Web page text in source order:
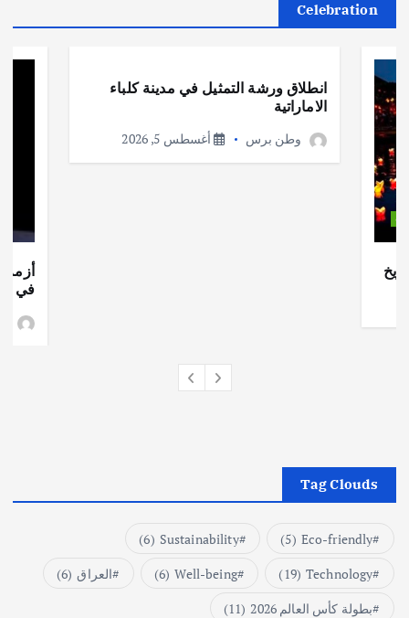
Celebration
انطلاق ورشة التمثيل في مدينة كلباء
الاماراتية
وطن برس أغسطس 5, 2026
أزمة
في
Tag Clouds
Eco-friendly
(5)
Sustainability
(6)
Technology
(19)
Well-being
(6) العراق (6)
بطولة كأس العالم 2026
(11)